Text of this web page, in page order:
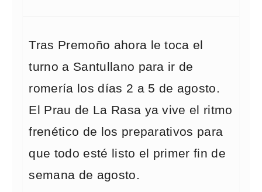
Tras Premoño ahora le toca el
turno a Santullano para ir de
romería los días 2 a 5 de agosto.
El Prau de La Rasa ya vive el ritmo
frenético de los preparativos para
que todo esté listo el primer fin de
semana de agosto.